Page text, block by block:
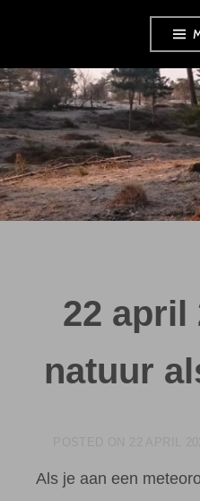
content
22 april
natuur
Als je aan een